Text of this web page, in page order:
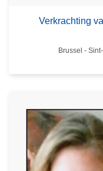
Verkrachting
Plaats
Brussel -